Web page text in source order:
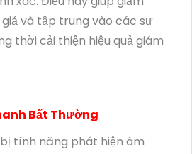
và tập trung vào các sự
thời cải thiện hiệu quả giám
Bất Thường
tính năng phát hiện âm